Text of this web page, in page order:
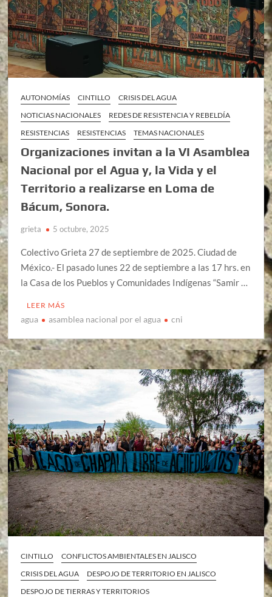
AUTONOMÍAS CINTILLO
CRISIS DEL AGUA
NOTICIAS NACIONALES
REDES DE RESISTENCIA Y REBELDÍA
RESISTENCIAS
RESISTENCIAS TEMAS NACIONALES
Organizaciones invitan a la VI Asamblea
Nacional por el Agua y, la Vida y el
Territorio a realizarse en Loma de
Bácum, Sonora.
grieta 5 octubre, 2025
Colectivo Grieta 27 de septiembre de 2025. Ciudad de
México.- El pasado lunes 22 de septiembre a las 17 hrs. en
la Casa de los Pueblos y Comunidades Indígenas “Samir …
LEER MÁS
agua asamblea nacional por el agua cni
CINTILLO
CONFLICTOS AMBIENTALES EN JALISCO
CRISIS DEL AGUA
DESPOJO DE TERRITORIO EN JALISCO
DESPOJO DE TIERRAS Y TERRITORIOS